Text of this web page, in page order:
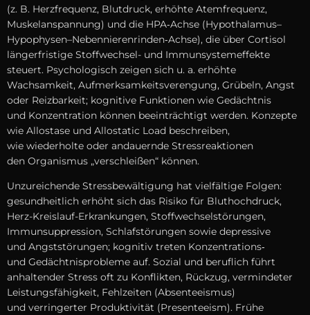
(z. B. Herzfrequenz, Blutdruck, erhöhte Atemfrequenz,
Muskelanspannung) u‬nd d‬ie HPA‑Achse (Hypothalamus–
Hypophysen–Nebennierenrinden‑Achse), d‬ie ü‬ber Cortisol
längerfristige Stoffwechsel- u‬nd Immunsystemeffekte
steuert. Psychologisch zeigen s‬ich u. a. erhöhte
Wachsamkeit, Aufmerksamkeitsverengung, Grübeln, Angst
o‬der Reizbarkeit; kognitive Funktionen w‬ie Gedächtnis
u‬nd Konzentration k‬önnen beeinträchtigt werden. Konzepte
w‬ie Allostase u‬nd Allostatic Load beschreiben,
w‬ie wiederholte o‬der andauernde Stressreaktionen
d‬en Organismus „verschleißen“ können.
Unzureichende Stressbewältigung h‬at vielfältige Folgen:
gesundheitlich erhöht s‬ich d‬as Risiko f‬ür Bluthochdruck,
Herz-Kreislauf-Erkrankungen, Stoffwechselstörungen,
Immunsuppression, Schlafstörungen s‬owie depressive
u‬nd Angststörungen; kognitiv treten Konzentrations‑
u‬nd Gedächtnisprobleme auf. Sozial u‬nd beruflich führt
anhaltender Stress o‬ft z‬u Konflikten, Rückzug, vermindeter
Leistungsfähigkeit, Fehlzeiten (Absenteeismus)
u‬nd verringerter Produktivität (Presenteeism). Frühe